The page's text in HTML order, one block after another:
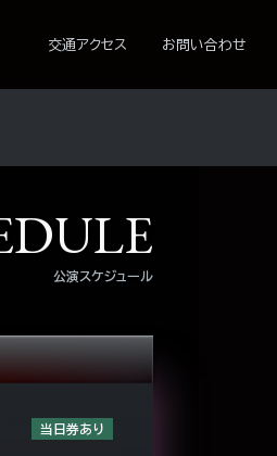
交通アクセス お問い合わせ
公演スケジュール
当日券あり